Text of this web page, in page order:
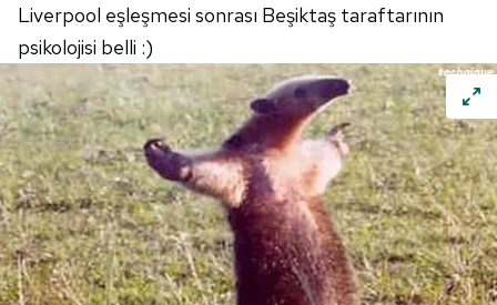
Liverpool eşleşmesi sonrası Beşiktaş taraftarının
psikolojisi belli :)